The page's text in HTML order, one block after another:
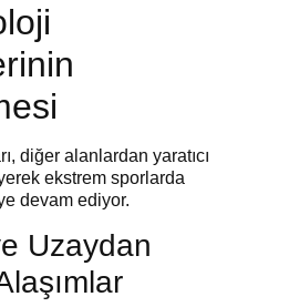
diğer alanlardan yaratıcı
ekstrem sporlarda
devam ediyor.
Uzaydan